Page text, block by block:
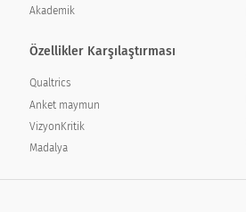
Akademik
Özellikler Karşılaştırması
Qualtrics
Anket maymun
VizyonKritik
Madalya